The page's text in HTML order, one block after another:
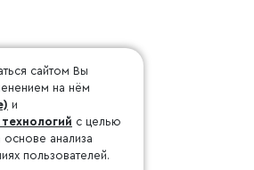
сайтом Вы
на нём
и
с целью
анализа
пользователей.